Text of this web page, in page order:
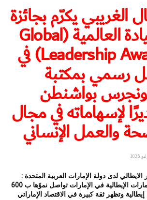
الغريبي يكرّم بجائزة
القيادة العالمية (Global
Leadership Award) في
رسمي بمكتبة
بواشنطن
لإسهاماته في مجال
والعمل الإنساني
الايطالي لدى دولة الإمارات العربية المتحدة :
الاستثمارات الإيطالية في الإمارات تواصل نموّها ب 600
وتظهر ثقة كبيرة في الاقتصاد الإماراتي